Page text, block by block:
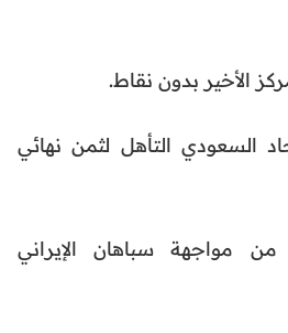
الأخير بدون نقاط.
السعودي التأهل لثمن نهائي
مواجهة سباهان الإيراني